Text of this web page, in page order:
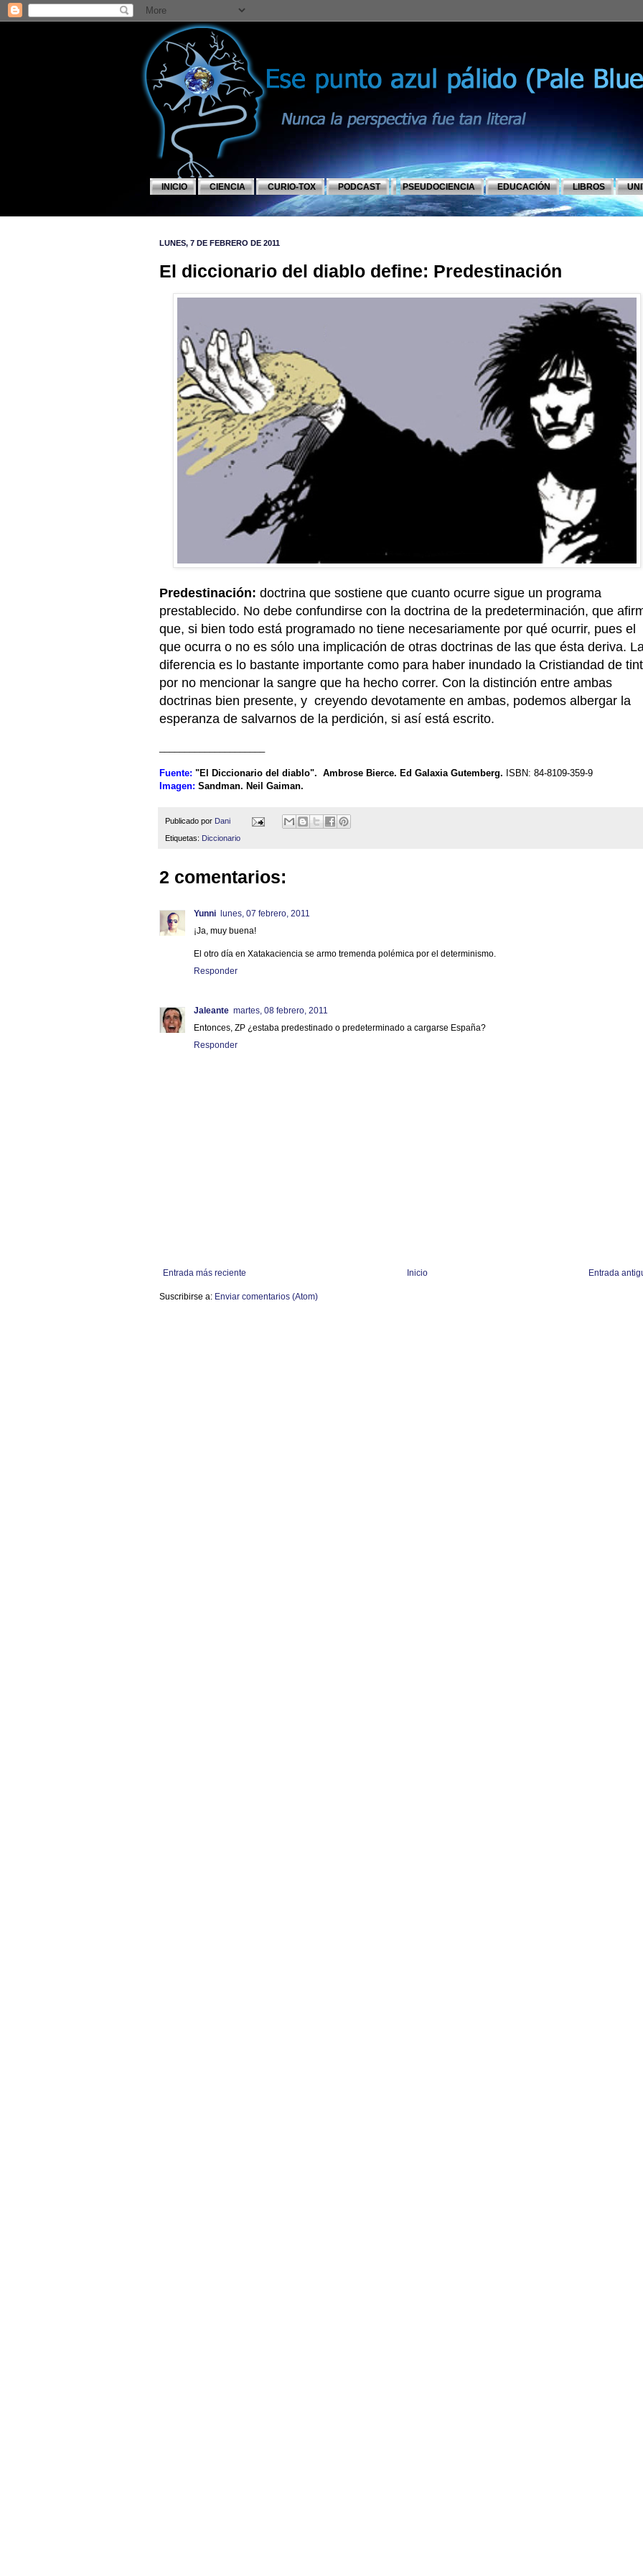
INICIO CIENCIA CURIO-TOX PODCAST PSEUDOCIENCIA EDUCACIÓN LIBROS
LUNES, 7 DE FEBRERO DE 2011
El diccionario del diablo define: Predestinación
Predestinación: doctrina que sostiene que cuanto ocurre sigue un programa
prestablecido. No debe confundirse con la doctrina de la predeterminación, que
que, si bien todo está programado no tiene necesariamente por qué ocurrir, pues el
que ocurra o no es sólo una implicación de otras doctrinas de las que ésta deriva.
diferencia es lo bastante importante como para haber inundado la Cristiandad de
por no mencionar la sangre que ha hecho correr. Con la distinción entre ambas
doctrinas bien presente, y creyendo devotamente en ambas, podemos albergar la
esperanza de salvarnos de la perdición, si así está escrito.
Fuente: "El Diccionario del diablo". Ambrose Bierce. Ed Galaxia Gutemberg. ISBN: 84-8109-359-9
Imagen: Sandman. Neil Gaiman.
Publicado por Dani
Etiquetas: Diccionario
2 comentarios:
Yunni
lunes, 07 febrero, 2011
¡Ja, muy buena!
El otro día en Xatakaciencia se armo tremenda polémica por el determinismo.
Responder
Jaleante martes, 08 febrero, 2011
Entonces, ZP ¿estaba predestinado o predeterminado a cargarse España?
Responder
Entrada más reciente Entrada
Inicio
Suscribirse a: Enviar comentarios (Atom)